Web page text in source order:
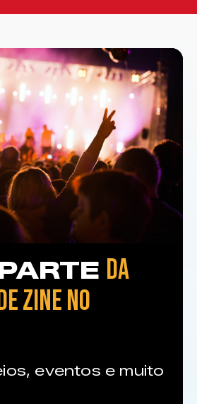
DA
ZINE NO
eventos e muito